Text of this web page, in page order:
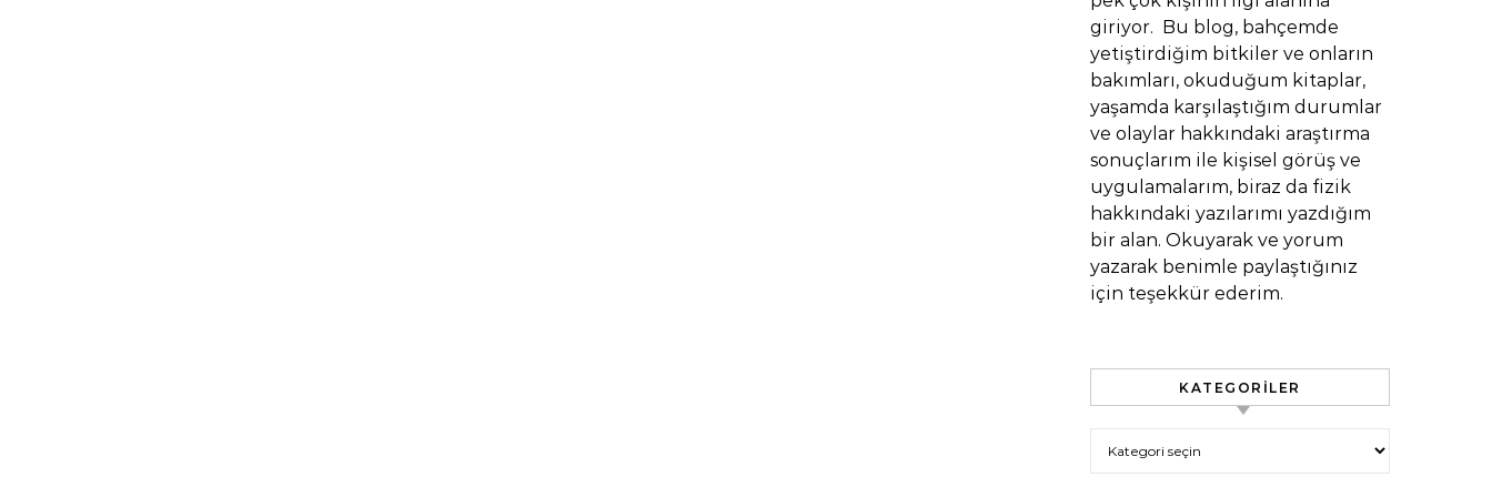
giriyor. Bu blog, bahçemde
yetiştirdiğim bitkiler ve onların
bakımları, okuduğum kitaplar,
yaşamda karşılaştığım durumlar
ve olaylar hakkındaki araştırma
sonuçlarım ile kişisel görüş ve
uygulamalarım, biraz da fizik
hakkındaki yazılarımı yazdığım
bir alan. Okuyarak ve yorum
yazarak benimle paylaştığınız
için teşekkür ederim.
KATEGORILER